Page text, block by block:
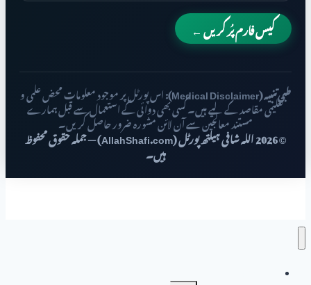
کیس فارم پُر کریں ←
طبی تنبیہ (Medical Disclaimer): اس پورٹل پر موجود معلومات محض علمی و
تعلیمی مقاصد کے لیے ہیں۔ کسی بھی دوائی کے استعمال سے قبل ہمارے
مستند معالجین سے آن لائن مشورہ ضرور حاصل کریں۔
© 2026 اللہ شافی ہیلتھ پورٹل (AllahShafi.com) — جملہ حقوق محفوظ
ہیں۔